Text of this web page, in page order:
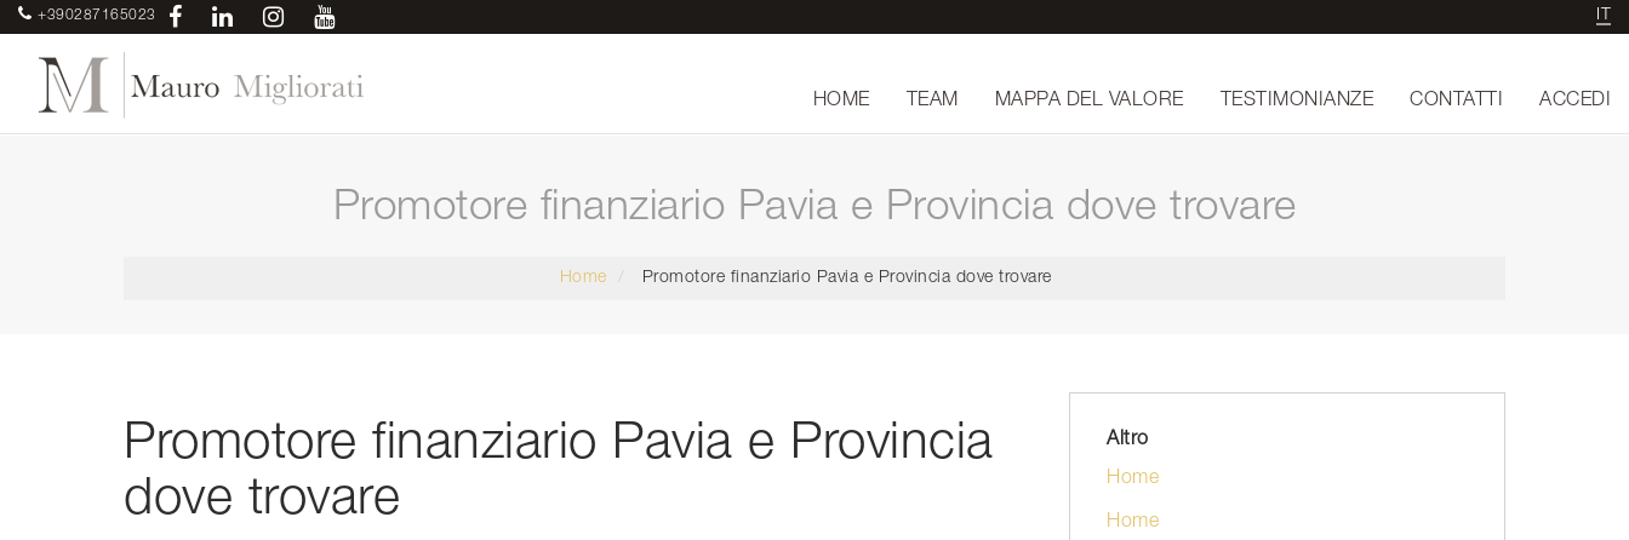
+390287165023
HOME TEAM MAPPA DEL VALORE TESTIMONIANZE CONTATTI ACCEDI
Promotore finanziario Pavia e Provincia dove trovare
Home Promotore finanziario Pavia e Provincia dove trovare
Promotore finanziario Pavia e Provincia
dove trovare
Altro
Home
Home